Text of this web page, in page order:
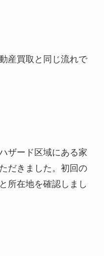
産買取と同じ流れで
ザード区域にある家
だきました。初回の
所在地を確認しまし